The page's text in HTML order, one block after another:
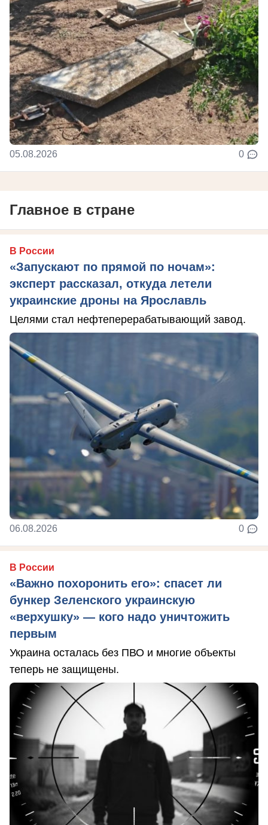
05.08.2026 0
Главное в стране
В России
«Запускают по прямой по ночам»:
эксперт рассказал, откуда летели
украинские дроны на Ярославль
Целями стал нефтеперерабатывающий завод.
06.08.2026 0
В России
«Важно похоронить его»: спасет ли
бункер Зеленского украинскую
«верхушку» — кого надо уничтожить
первым
Украина осталась без ПВО и многие объекты
теперь не защищены.